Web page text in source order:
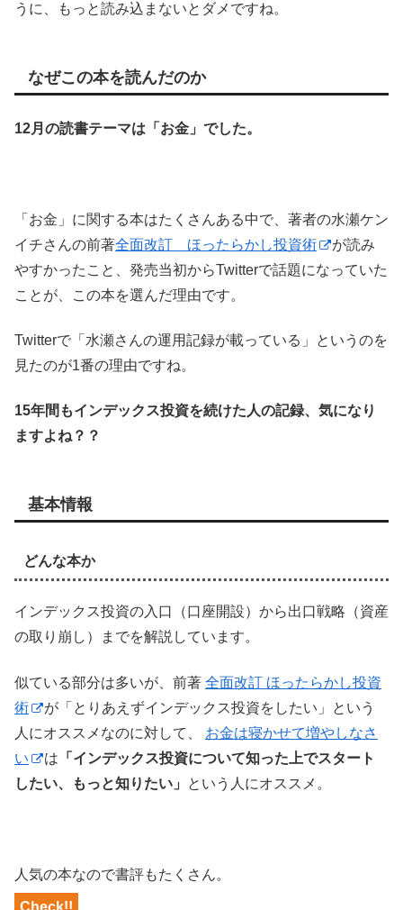
うに、もっと読み込まないとダメですね。
なぜこの本を読んだのか
12月の読書テーマは「お金」でした。
「お金」に関する本はたくさんある中で、著者の水瀬ケン
イチさんの前著全面改訂 ほったらかし投資術
が読み
やすかったこと、発売当初からTwitterで話題になっていた
ことが、この本を選んだ理由です。
Twitterで「水瀬さんの運用記録が載っている」というのを
見たのが1番の理由ですね。
15年間もインデックス投資を続けた人の記録、気になり
ますよね？？
基本情報
どんな本か
インデックス投資の入口（口座開設）から出口戦略（資産
の取り崩し）までを解説しています。
似ている部分は多いが、前著 全面改訂 ほったらかし投資
術
が「とりあえずインデックス投資をしたい」という
人にオススメなのに対して、 お金は寝かせて増やしなさ
い
は 「インデックス投資について知った上でスタート
したい、もっと知りたい」
という人にオススメ。
人気の本なので書評もたくさん。